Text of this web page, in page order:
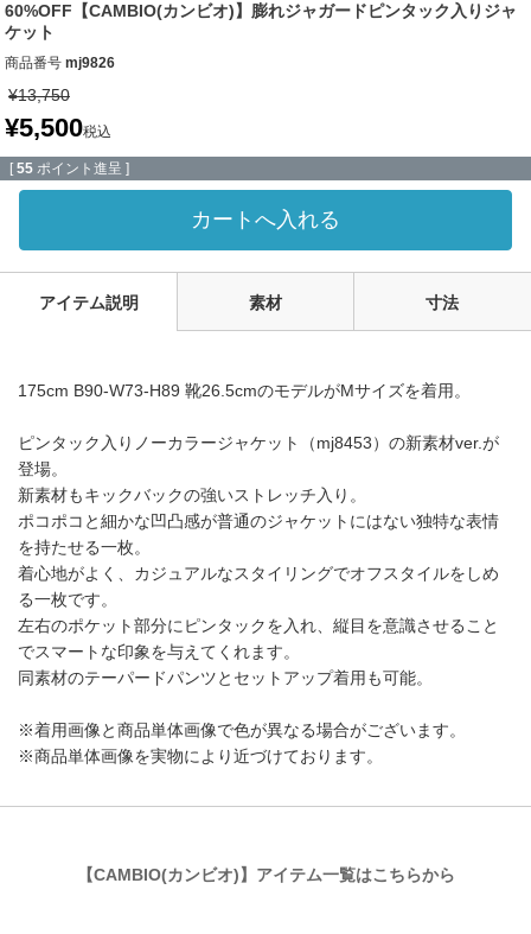
60%OFF【CAMBIO(カンビオ)】膨れジャガードピンタック入りジャ
ケット
商品番号 mj9826
¥13,750
¥5,500税込
[ 55 ポイント進呈 ]
カートへ入れる
アイテム説明 素材 寸法
175cm B90-W73-H89 靴26.5cmのモデルがMサイズを着用。
ピンタック入りノーカラージャケット（mj8453）の新素材ver.が
登場。
新素材もキックバックの強いストレッチ入り。
ポコポコと細かな凹凸感が普通のジャケットにはない独特な表情
を持たせる一枚。
着心地がよく、カジュアルなスタイリングでオフスタイルをしめ
る一枚です。
左右のポケット部分にピンタックを入れ、縦目を意識させること
でスマートな印象を与えてくれます。
同素材のテーパードパンツとセットアップ着用も可能。
※着用画像と商品単体画像で色が異なる場合がございます。
※商品単体画像を実物により近づけております。
【CAMBIO(カンビオ)】アイテム一覧はこちらから